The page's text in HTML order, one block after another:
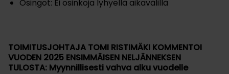
Osingot: Ei osinkoja lyhyellä aikavälillä
TOIMITUSJOHTAJA TOMI RISTIMÄKI KOMMENTOI
VUODEN 2025 ENSIMMÄISEN NELJÄNNEKSEN
TULOSTA: Myynnillisesti vahva alku vuodelle